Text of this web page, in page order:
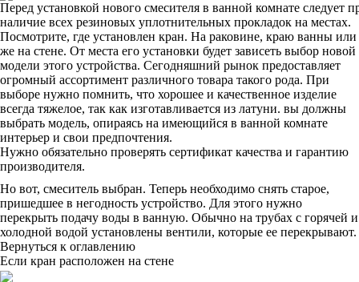
Перед установкой нового смесителя в ванной комнате следует
наличие всех резиновых уплотнительных прокладок на местах.
Посмотрите, где установлен кран. На раковине, краю ванны или
же на стене. От места его установки будет зависеть выбор новой
модели этого устройства. Сегодняшний рынок предоставляет
огромный ассортимент различного товара такого рода. При
выборе нужно помнить, что хорошее и качественное изделие
всегда тяжелое, так как изготавливается из латуни. вы должны
выбрать модель, опираясь на имеющийся в ванной комнате
интерьер и свои предпочтения.
Нужно обязательно проверять сертификат качества и гарантию
производителя.
Но вот, смеситель выбран. Теперь необходимо снять старое,
пришедшее в негодность устройство. Для этого нужно
перекрыть подачу воды в ванную. Обычно на трубах с горячей и
холодной водой установлены вентили, которые ее перекрывают.
Вернуться к оглавлению
Если кран расположен на стене